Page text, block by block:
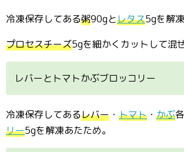
冷凍保存してある粥90gとレタス5gを解
プロセスチーズ5gを細かくカットして混
レバーとトマトかぶブロッコリー
冷凍保存してあるレバー ・ トマト ・ かぶ
リー5gを解凍あたため。